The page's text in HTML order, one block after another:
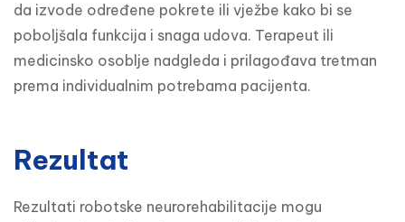
da izvode određene pokrete ili vježbe kako bi se
poboljšala funkcija i snaga udova. Terapeut ili
medicinsko osoblje nadgleda i prilagođava tretman
prema individualnim potrebama pacijenta.
Rezultat
Rezultati robotske neurorehabilitacije mogu